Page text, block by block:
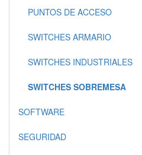
PUNTOS DE ACCESO
SWITCHES ARMARIO
SWITCHES INDUSTRIALES
SWITCHES SOBREMESA
SOFTWARE
SEGURIDAD